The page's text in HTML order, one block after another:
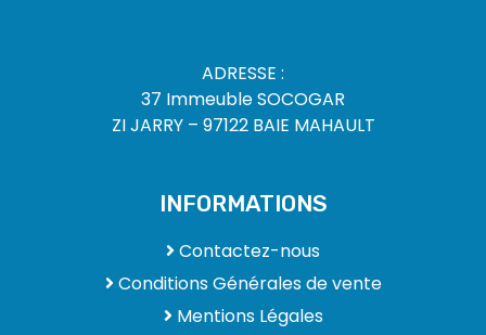
ADRESSE :
37 Immeuble SOCOGAR
ZI JARRY – 97122 BAIE MAHAULT
INFORMATIONS
Contactez-nous
Conditions Générales de vente
Mentions Légales